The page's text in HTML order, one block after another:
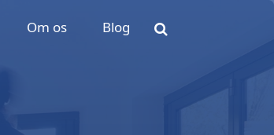
Om os Blog